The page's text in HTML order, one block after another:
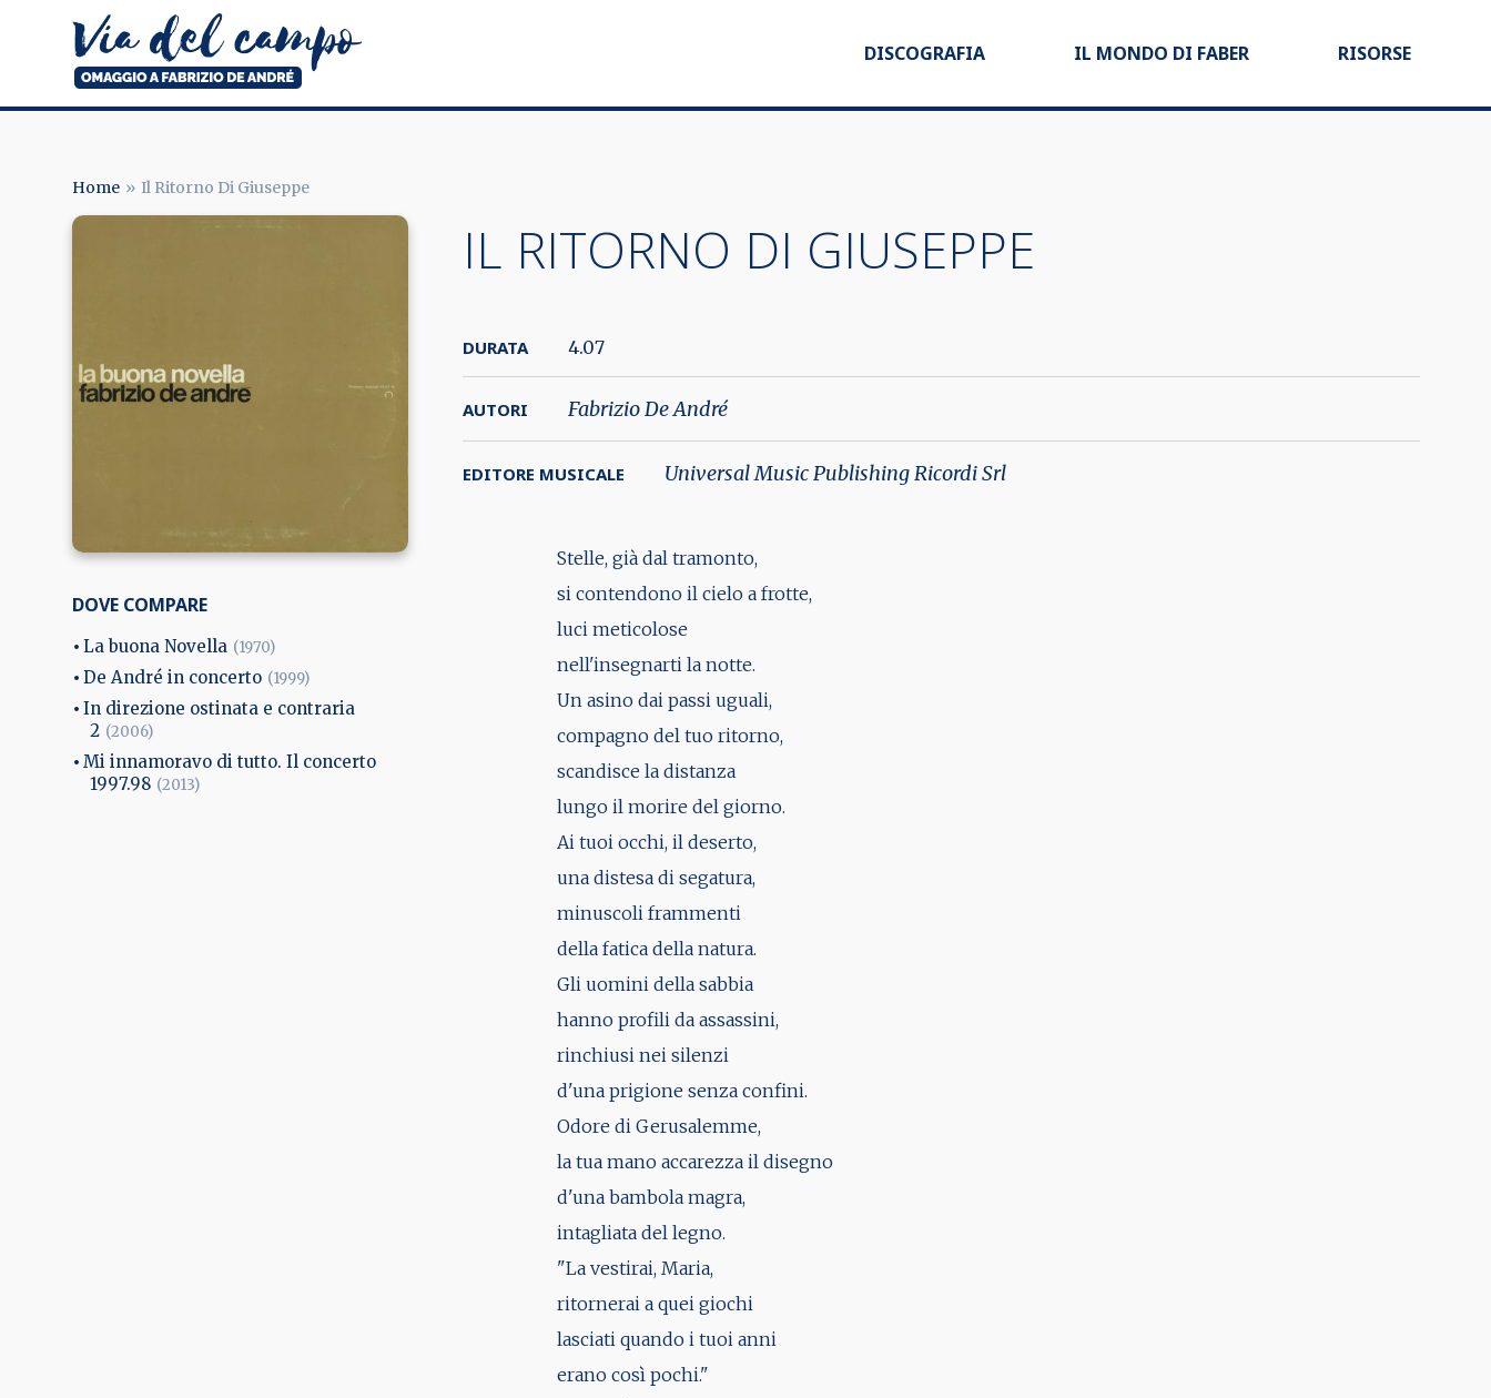
contenuto
principale
Via
campo
DISCOGRAFIA IL MONDO DI FABER RISORSE
BRICIOLE
Home Il Ritorno Di Giuseppe
DOVE COMPARE
La buona Novella (1970)
De André in concerto (1999)
In direzione ostinata e contraria
2 (2006)
Mi innamoravo di tutto. Il concerto
1997.98 (2013)
IL RITORNO DI GIUSEPPE
DURATA 4.07
AUTORI Fabrizio De André
EDITORE MUSICALE Universal Music Publishing Ricordi Srl
Stelle, già dal tramonto,
si contendono il cielo a frotte,
luci meticolose
nell'insegnarti la notte.
Un asino dai passi uguali,
compagno del tuo ritorno,
scandisce la distanza
lungo il morire del giorno.
Ai tuoi occhi, il deserto,
una distesa di segatura,
minuscoli frammenti
della fatica della natura.
Gli uomini della sabbia
hanno profili da assassini,
rinchiusi nei silenzi
d'una prigione senza confini.
Odore di Gerusalemme,
la tua mano accarezza il disegno
d'una bambola magra,
intagliata del legno.
"La vestirai, Maria,
ritornerai a quei giochi
lasciati quando i tuoi anni
erano così pochi."